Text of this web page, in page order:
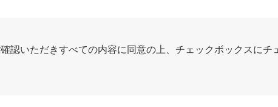
認いただきすべての内容に同意の上、チェックボックスにチ